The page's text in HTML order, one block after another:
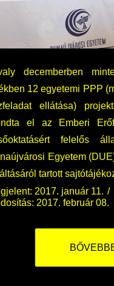
decemberben
12 egyetemi PPP
ellátása)
el az Emberi
felelős
Egyetem
tartott
2017. január 11.
2017. február 08.